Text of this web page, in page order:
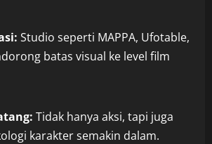
Studio seperti MAPPA, Ufotable,
batas visual ke level film
Tidak hanya aksi, tapi juga
karakter semakin dalam.